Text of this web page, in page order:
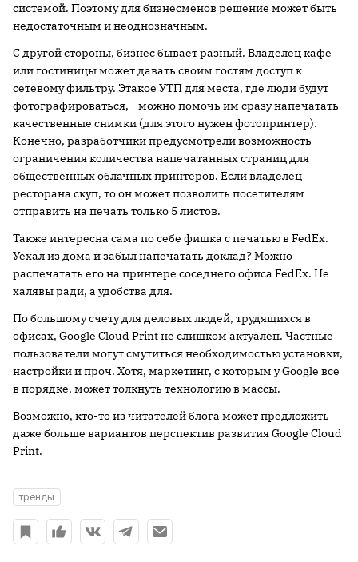
системой. Поэтому для бизнесменов решение может быть
недостаточным и неоднозначным.
С другой стороны, бизнес бывает разный. Владелец кафе
или гостиницы может давать своим гостям доступ к
сетевому фильтру. Этакое УТП для места, где люди будут
фотографироваться, - можно помочь им сразу напечатать
качественные снимки (для этого нужен фотопринтер).
Конечно, разработчики предусмотрели возможность
ограничения количества напечатанных страниц для
общественных облачных принтеров. Если владелец
ресторана скуп, то он может позволить посетителям
отправить на печать только 5 листов.
Также интересна сама по себе фишка с печатью в FedEx.
Уехал из дома и забыл напечатать доклад? Можно
распечатать его на принтере соседнего офиса FedEx. Не
халявы ради, а удобства для.
По большому счету для деловых людей, трудящихся в
офисах, Google Cloud Print не слишком актуален. Частные
пользователи могут смутиться необходимостью установки,
настройки и проч. Хотя, маркетинг, с которым у Google все
в порядке, может толкнуть технологию в массы.
Возможно, кто-то из читателей блога может предложить
даже больше вариантов перспектив развития Google Cloud
Print.
тренды